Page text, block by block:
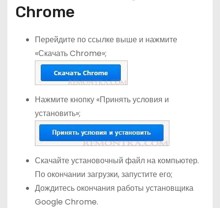
Chrome
Перейдите по ссылке выше и нажмите
«Скачать Chrome»;
Нажмите кнопку «Принять условия и
установить»;
Скачайте установочный файл на компьютер.
По окончании загрузки, запустите его;
Дождитесь окончания работы установщика
Google Chrome.